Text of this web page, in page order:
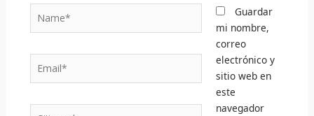
Email*
Guardar
mi nombre,
correo
electrónico y
sitio web en
este
navegador